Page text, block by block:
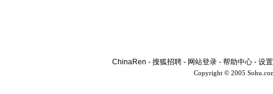
ChinaRen - 搜狐招聘 - 网站登录 - 帮助中心 - 设
Copyright © 2005